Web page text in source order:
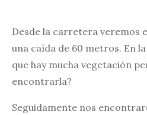
Desde la carretera veremos
una caída de 60 metros. En
que hay mucha vegetación
encontrarla?
Seguidamente nos